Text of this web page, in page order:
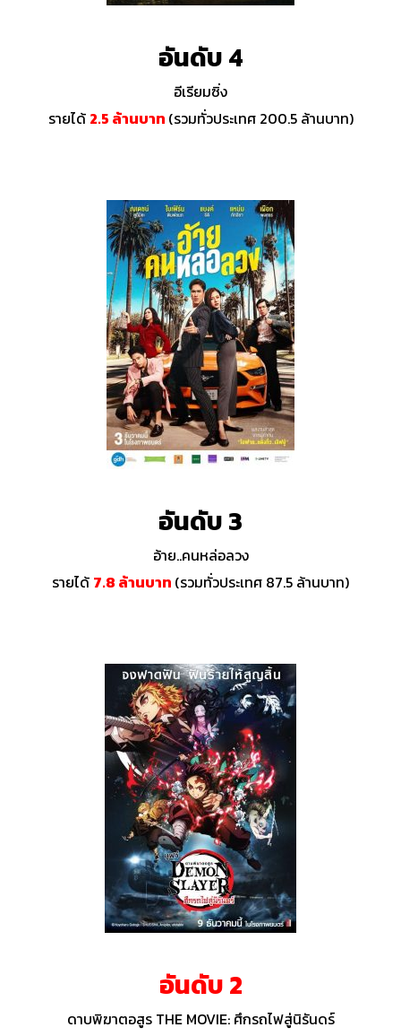
อันดับ 4
อีเรียมซิ่ง
รายได้ 2.5 ล้านบาท (รวมทั่วประเทศ 200.5 ล้านบาท)
อันดับ 3
อ้าย..คนหล่อลวง
รายได้ 7.8 ล้านบาท (รวมทั่วประเทศ 87.5 ล้านบาท)
อันดับ 2
ดาบพิฆาตอสูร THE MOVIE: ศึกรถไฟสู่นิรันดร์